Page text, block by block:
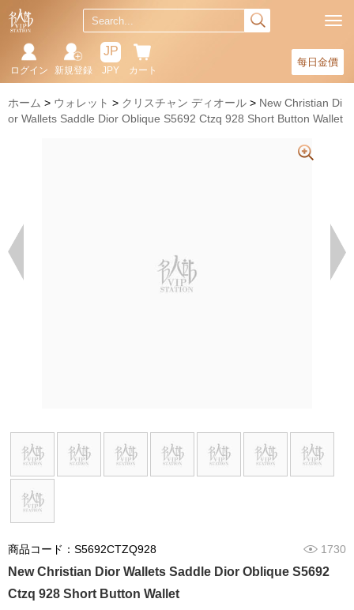
每日金價
カート
JP
JPY
新規登録
ログイン
ホーム ウォレット クリスチャン ディオール
New Christian Di
or Wallets Saddle Dior Oblique S5692 Ctzq 928 Short Button Wallet
商品コード：S5692CTZQ928 1730
New Christian Dior Wallets Saddle Dior Oblique S5692
Ctzq 928 Short Button Wallet